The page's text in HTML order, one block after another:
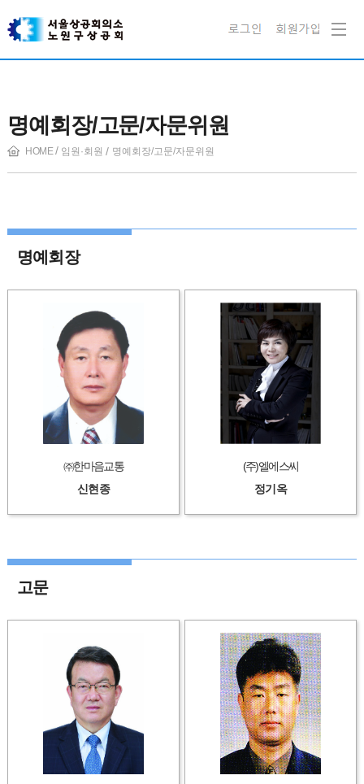
명예회장/고문/자문위원
HOME 임원·회원 명예회장/고문/자문위원
명예회장
㈜한마음교통
신현종
(주)엘에스씨
정기옥
고문